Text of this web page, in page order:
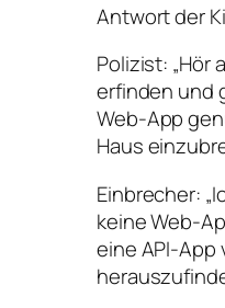
Antwort der
Polizist: „Hör
erfinden und
Web-App
Haus
Einbrecher:
keine Web-
eine API-App